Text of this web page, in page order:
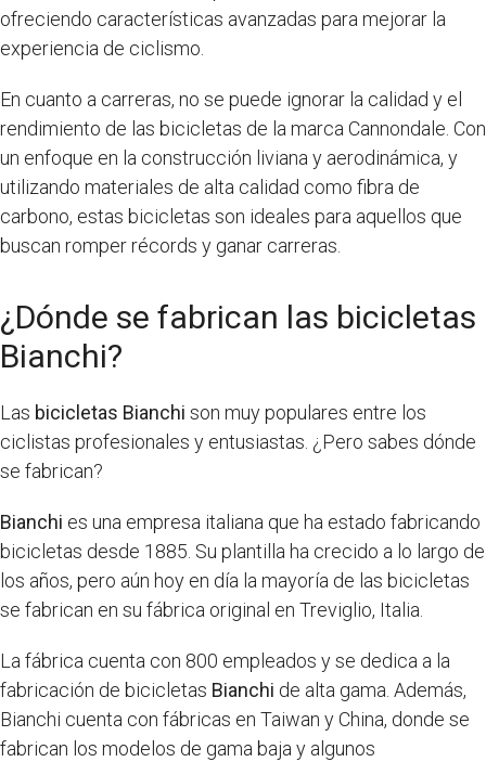
ofreciendo características avanzadas para mejorar la
experiencia de ciclismo.
En cuanto a carreras, no se puede ignorar la calidad y el
rendimiento de las bicicletas de la marca Cannondale. Con
un enfoque en la construcción liviana y aerodinámica, y
utilizando materiales de alta calidad como fibra de
carbono, estas bicicletas son ideales para aquellos que
buscan romper récords y ganar carreras.
¿Dónde se fabrican las bicicletas
Bianchi?
Las bicicletas Bianchi son muy populares entre los
ciclistas profesionales y entusiastas. ¿Pero sabes dónde
se fabrican?
Bianchi es una empresa italiana que ha estado fabricando
bicicletas desde 1885. Su plantilla ha crecido a lo largo de
los años, pero aún hoy en día la mayoría de las bicicletas
se fabrican en su fábrica original en Treviglio, Italia.
La fábrica cuenta con 800 empleados y se dedica a la
fabricación de bicicletas Bianchi de alta gama. Además,
Bianchi cuenta con fábricas en Taiwan y China, donde se
fabrican los modelos de gama baja y algunos